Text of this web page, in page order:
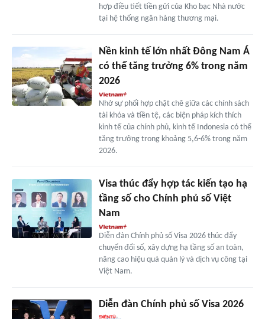
hợp điều tiết tiền gửi của Kho bạc Nhà nước
tại hệ thống ngân hàng thương mại.
Nền kinh tế lớn nhất Đông Nam Á
có thể tăng trưởng 6% trong năm
2026
Nhờ sự phối hợp chặt chẽ giữa các chính sách
tài khóa và tiền tệ, các biện pháp kích thích
kinh tế của chính phủ, kinh tế Indonesia có thể
tăng trưởng trong khoảng 5,6-6% trong năm
2026.
Visa thúc đẩy hợp tác kiến tạo hạ
tầng số cho Chính phủ số Việt
Nam
Diễn đàn Chính phủ số Visa 2026 thúc đẩy
chuyển đổi số, xây dựng hạ tầng số an toàn,
nâng cao hiệu quả quản lý và dịch vụ công tại
Việt Nam.
Diễn đàn Chính phủ số Visa 2026